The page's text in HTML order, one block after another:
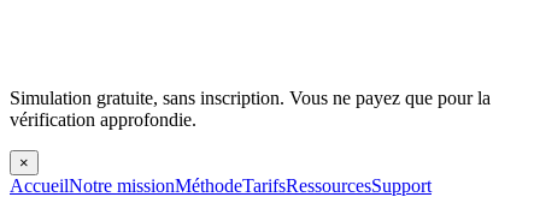
Simulation gratuite, sans inscription. Vous ne payez que pour la
vérification approfondie.
×
AccueilNotre missionMéthodeTarifsRessourcesSupport